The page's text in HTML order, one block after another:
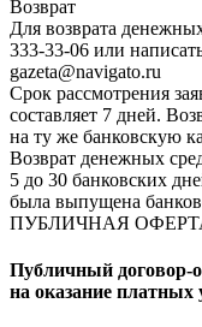
Возврат
Для возврата
333-33-06 или
gazeta@navigato.ru
Срок рассмотрения
составляет 7 дней.
на ту же банковскую
Возврат денежных
5 до 30 банковских
была выпущена
ПУБЛИЧНАЯ
Публичный договор-
на оказание платных